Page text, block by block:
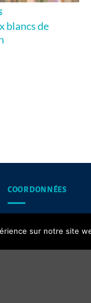
blancs de
COORDONNÉES
62200 Boulogne-
sur notre site